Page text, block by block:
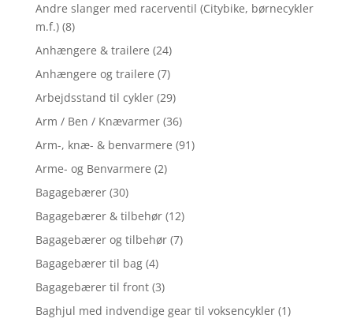
Andre slanger med racerventil (Citybike, børnecykler
m.f.) (8)
Anhængere & trailere (24)
Anhængere og trailere (7)
Arbejdsstand til cykler (29)
Arm / Ben / Knævarmer (36)
Arm-, knæ- & benvarmere (91)
Arme- og Benvarmere (2)
Bagagebærer (30)
Bagagebærer & tilbehør (12)
Bagagebærer og tilbehør (7)
Bagagebærer til bag (4)
Bagagebærer til front (3)
Baghjul med indvendige gear til voksencykler (1)